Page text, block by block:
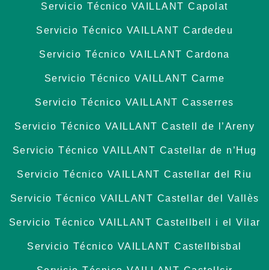
Servicio Técnico VAILLANT Capolat
Servicio Técnico VAILLANT Cardedeu
Servicio Técnico VAILLANT Cardona
Servicio Técnico VAILLANT Carme
Servicio Técnico VAILLANT Casserres
Servicio Técnico VAILLANT Castell de l’Areny
Servicio Técnico VAILLANT Castellar de n’Hug
Servicio Técnico VAILLANT Castellar del Riu
Servicio Técnico VAILLANT Castellar del Vallès
Servicio Técnico VAILLANT Castellbell i el Vilar
Servicio Técnico VAILLANT Castellbisbal